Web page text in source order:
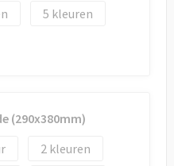
5
(290x380mm)
2